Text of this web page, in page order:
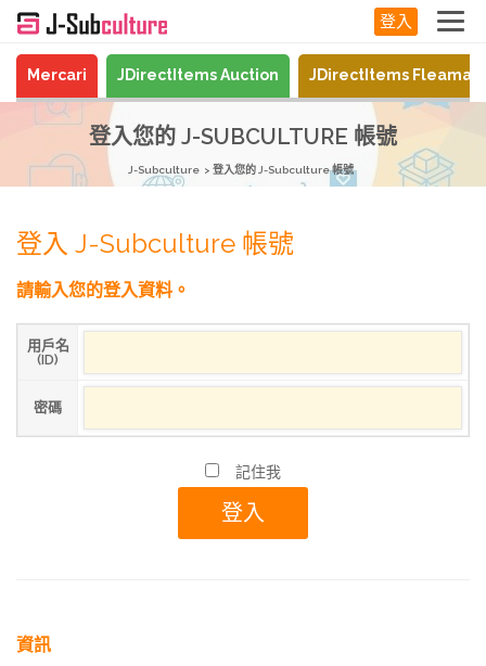
登入
Mercari JDirectItems Auction JDirectItems
登入您的 J-SUBCULTURE 帳號
J-Subculture 登入您的 J-Subculture 帳號
登入 J-Subculture 帳號
請輸入您的登入資料。
用戶名
(ID)
密碼
記住我
資訊